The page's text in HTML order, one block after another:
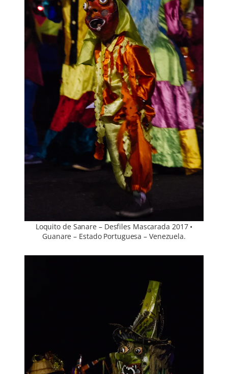
Loquito de Sanare – Desfiles Mascarada 2017 •
Guanare – Estado Portuguesa – Venezuela.